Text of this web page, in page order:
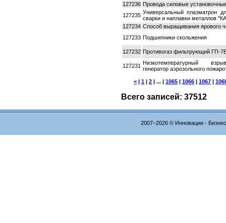
127236 Провода силовые
127235 Универсальный плазматрон
сварки и наплавки металлов
127234 Способ выращивания ярового
127233 Подшипники скольжения
127232 Противогаз фильтрующий ГП-
127231 Низкотемпературный
генератор аэрозольного
< 1 2 | ... | 1065 1066 1067
Всего записей: 37512
2007–2026 © Инновации -